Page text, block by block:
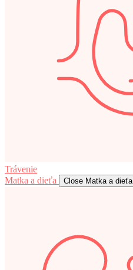
Trávenie
Matka a dieťa
Close Matka a dieťa